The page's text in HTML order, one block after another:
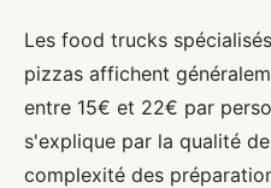
Les food trucks
pizzas affichent
entre 15€ et 22€ par
s'explique par la qualité
complexité des